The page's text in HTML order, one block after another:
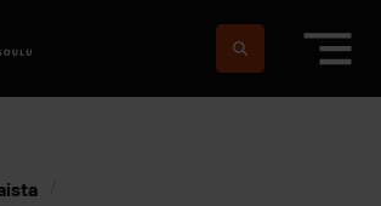
Suomeksi
In english